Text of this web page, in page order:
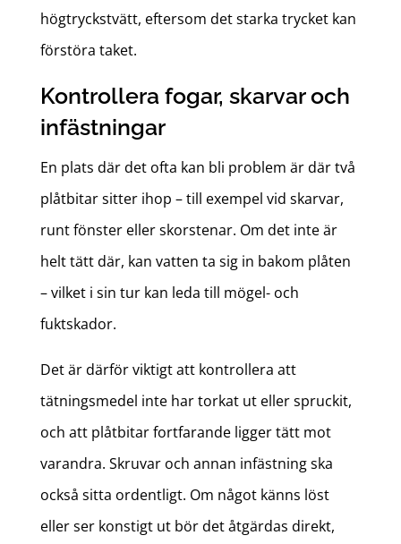
högtryckstvätt, eftersom det starka trycket kan
förstöra taket.
Kontrollera fogar, skarvar och
infästningar
En plats där det ofta kan bli problem är där två
plåtbitar sitter ihop – till exempel vid skarvar,
runt fönster eller skorstenar. Om det inte är
helt tätt där, kan vatten ta sig in bakom plåten
– vilket i sin tur kan leda till mögel- och
fuktskador.
Det är därför viktigt att kontrollera att
tätningsmedel inte har torkat ut eller spruckit,
och att plåtbitar fortfarande ligger tätt mot
varandra. Skruvar och annan infästning ska
också sitta ordentligt. Om något känns löst
eller ser konstigt ut bör det åtgärdas direkt,